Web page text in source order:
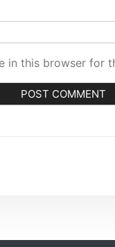
in this browser for